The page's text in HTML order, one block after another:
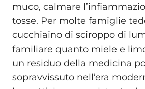
muco, calmare
tosse. Per molte famiglie
cucchiaino di sciroppo di
familiare quanto miele e
un residuo della medicina
sopravvissuto nell’era